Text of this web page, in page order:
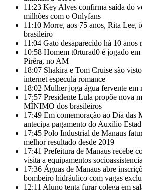
11:23 Key Alves confirma saída do
milhões com o Onlyfans
11:10 Morre, aos 75 anos, Rita Lee,
brasileiro
11:04 Gato desaparecido há 10 anos
10:58 Homem t0rturad0 é jogado
Pirêra, no AM
18:07 Shakira e Tom Cruise são
internet especula romance
18:02 Mulher joga água fervente em
17:57 Presidente Lula propõe nova
MÍNIMO dos brasileiros
17:49 Em comemoração ao Dia das
antecipa pagamento do Auxílio
17:45 Polo Industrial de Manaus
melhor resultado desde 2019
17:41 Prefeitura de Manaus recebe
visita a equipamentos
17:36 Águas de Manaus abre
bombeiro hidráulico com vagas
12:11 Aluno tenta furar colega em